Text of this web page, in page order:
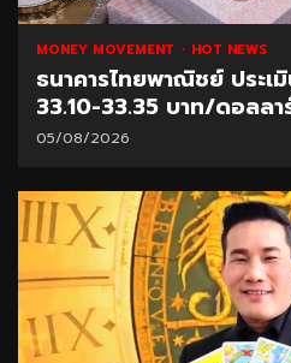
MONEY MOVEMENT HOT NEWS
ธนาคารไทยพาณิชย์ ประเ
33.10-33.35 บาท/ดอลลา
05/08/2026